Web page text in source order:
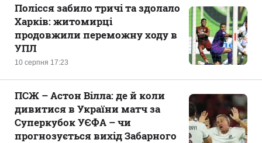
10 серпня 17:23
Полісся забило тричі та здолало
Харків: житомирці
продовжили переможну ходу в
УПЛ
ПСЖ – Астон Вілла: де й коли
дивитися в України матч за
Суперкубок УЄФА – чи
прогнозується вихід Забарного